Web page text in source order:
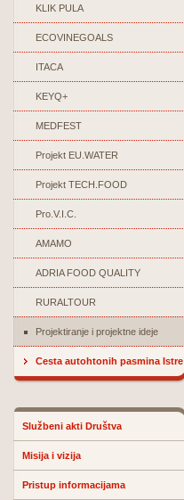
KLIK PULA
ECOVINEGOALS
ITACA
KEYQ+
MEDFEST
Projekt EU.WATER
Projekt TECH.FOOD
Pro.V.I.C.
AMAMO
ADRIA FOOD QUALITY
RURALTOUR
Projektiranje i projektne ideje
Cesta autohtonih pasmina Istre
Službeni akti Društva
Misija i vizija
Pristup informacijama